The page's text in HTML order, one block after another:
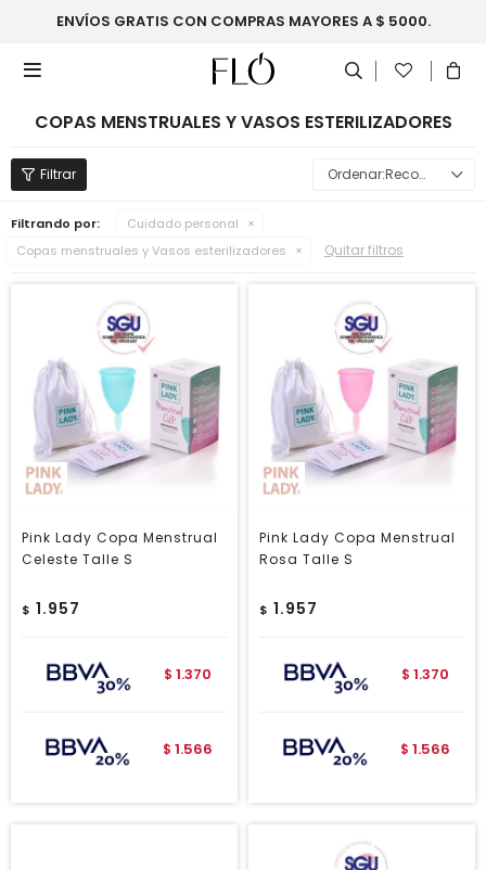
ENVÍOS GRATIS CON COMPRAS MAYORES A $ 5000.

COPAS MENSTRUALES Y VASOS ESTERILIZADORES
Recomendados
Filtrando por:
Cuidado personal
Copas menstruales y Vasos esterilizadores
Quitar filtros
Pink Lady Copa Menstrual
Celeste Talle S
$ 1.957
$ 1.370
$ 1.566
Pink Lady Copa Menstrual
Rosa Talle S
$ 1.957
$ 1.370
$ 1.566